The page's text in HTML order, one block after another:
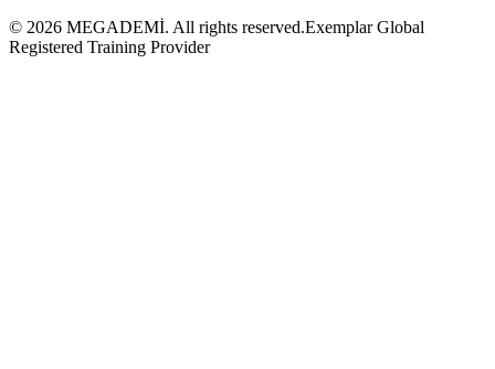
© 2026 MEGADEMİ. All rights reserved.Exemplar Global
Registered Training Provider